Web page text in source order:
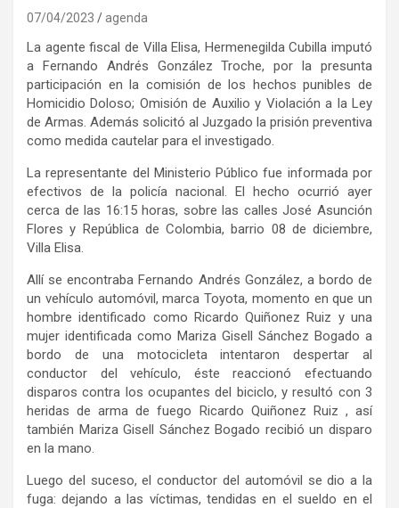
07/04/2023 agenda
La agente fiscal de Villa Elisa, Hermenegilda Cubilla imputó
a Fernando Andrés González Troche, por la presunta
participación en la comisión de los hechos punibles de
Homicidio Doloso; Omisión de Auxilio y Violación a la Ley
de Armas. Además solicitó al Juzgado la prisión preventiva
como medida cautelar para el investigado.
La representante del Ministerio Público fue informada por
efectivos de la policía nacional. El hecho ocurrió ayer
cerca de las 16:15 horas, sobre las calles José Asunción
Flores y República de Colombia, barrio 08 de diciembre,
Villa Elisa.
Allí se encontraba Fernando Andrés González, a bordo de
un vehículo automóvil, marca Toyota, momento en que un
hombre identificado como Ricardo Quiñonez Ruiz y una
mujer identificada como Mariza Gisell Sánchez Bogado a
bordo de una motocicleta intentaron despertar al
conductor del vehículo, éste reaccionó efectuando
disparos contra los ocupantes del biciclo, y resultó con 3
heridas de arma de fuego Ricardo Quiñonez Ruiz , así
también Mariza Gisell Sánchez Bogado recibió un disparo
en la mano.
Luego del suceso, el conductor del automóvil se dio a la
fuga: dejando a las víctimas, tendidas en el sueldo en el